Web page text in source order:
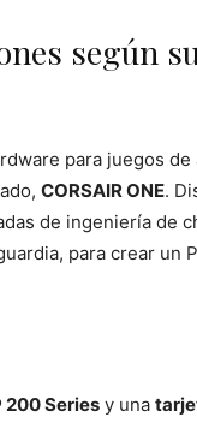
según
para juegos
CORSAIR ONE.
de ingeniería de
para crear un
200 Series y una